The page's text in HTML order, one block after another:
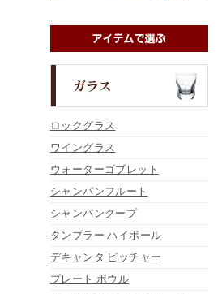
ロックグラス
ワイングラス
ウォーターゴブレット
シャンパンフルート
シャンパンクープ
タンブラー ハイボール
デキャンタ ピッチャー
プレート ボウル